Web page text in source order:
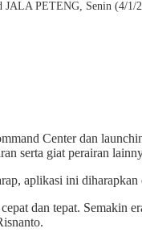
JALA PETENG, Senin (4/1/
Center dan
serta giat perairan
aplikasi ini diharapkan
dan tepat. Semakin
.